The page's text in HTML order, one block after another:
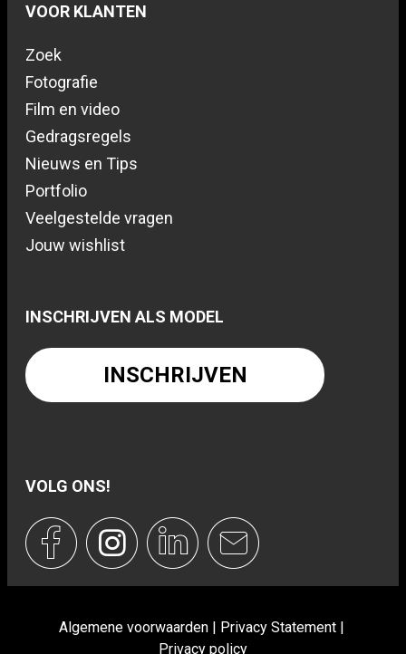
VOOR KLANTEN
Zoek
Fotografie
Film en video
Gedragsregels
Nieuws en Tips
Portfolio
Veelgestelde vragen
Jouw wishlist
INSCHRIJVEN ALS MODEL
INSCHRIJVEN
VOLG ONS!
Algemene voorwaarden
Privacy Statement
Privacy policy